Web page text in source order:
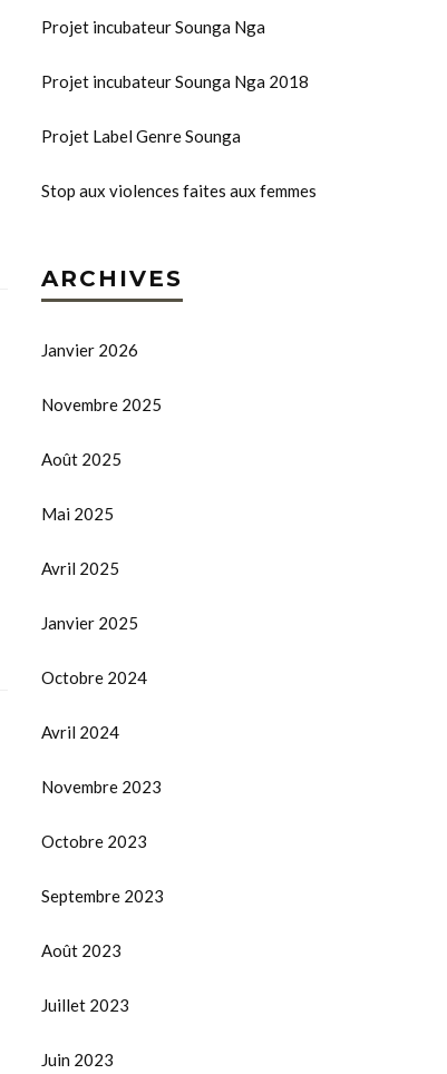
Projet incubateur Sounga Nga
Projet incubateur Sounga Nga 2018
Projet Label Genre Sounga
Stop aux violences faites aux femmes
ARCHIVES
Janvier 2026
Novembre 2025
Août 2025
Mai 2025
Avril 2025
Janvier 2025
Octobre 2024
Avril 2024
Novembre 2023
Octobre 2023
Septembre 2023
Août 2023
Juillet 2023
Juin 2023